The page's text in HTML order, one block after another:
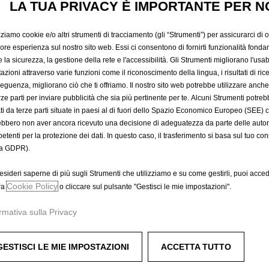
109,80 €
P
r
i
c
e
i
s
1
,
8
I
V
A
IVA inclusa/Unità
-
+
Q
u
a
n
t
i
y
u
t
Data di consegna prevista :14/
Compra ora, paga dopo
monitorare in modo sicuro e affidabile i consumi della
LA TUA PRIVACY È IMPORTANTE PER
cookie e/o altri strumenti di tracciamento (gli “Strumenti”) per assicurarci di
esperienza sul nostro sito web. Essi ci consentono di fornirti funzionalità
la sicurezza, la gestione della rete e l'accessibilità. Gli Strumenti migliorano
attraverso varie funzioni come il riconoscimento della lingua, i risultati di
migliorano ciò che ti offriamo. Il nostro sito web potrebbe utilizzare
parti per inviare pubblicità che sia più pertinente per te. Alcuni Strumenti
da terze parti situate in paesi al di fuori dello Spazio Economico Europeo (SEE)
non aver ancora ricevuto una decisione di adeguatezza da parte delle
per la protezione dei dati. In questo caso, il trasferimento si basa sul tuo
GDPR).
saperne di più sugli Strumenti che utilizziamo e su come gestirli, puoi
Cookie Policyo cliccare sul pulsante "Gestisci le mie impostazioni".
sulla Privacy
GESTISCI LE MIE IMPOSTAZIONI ACCETTA TUTTO